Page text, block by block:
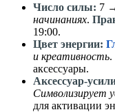
Число силы: 7
начинаниях.
19:00.
Цвет энергии:
и креативность.
аксессуары.
Аксессуар-
Символизирует
для активации